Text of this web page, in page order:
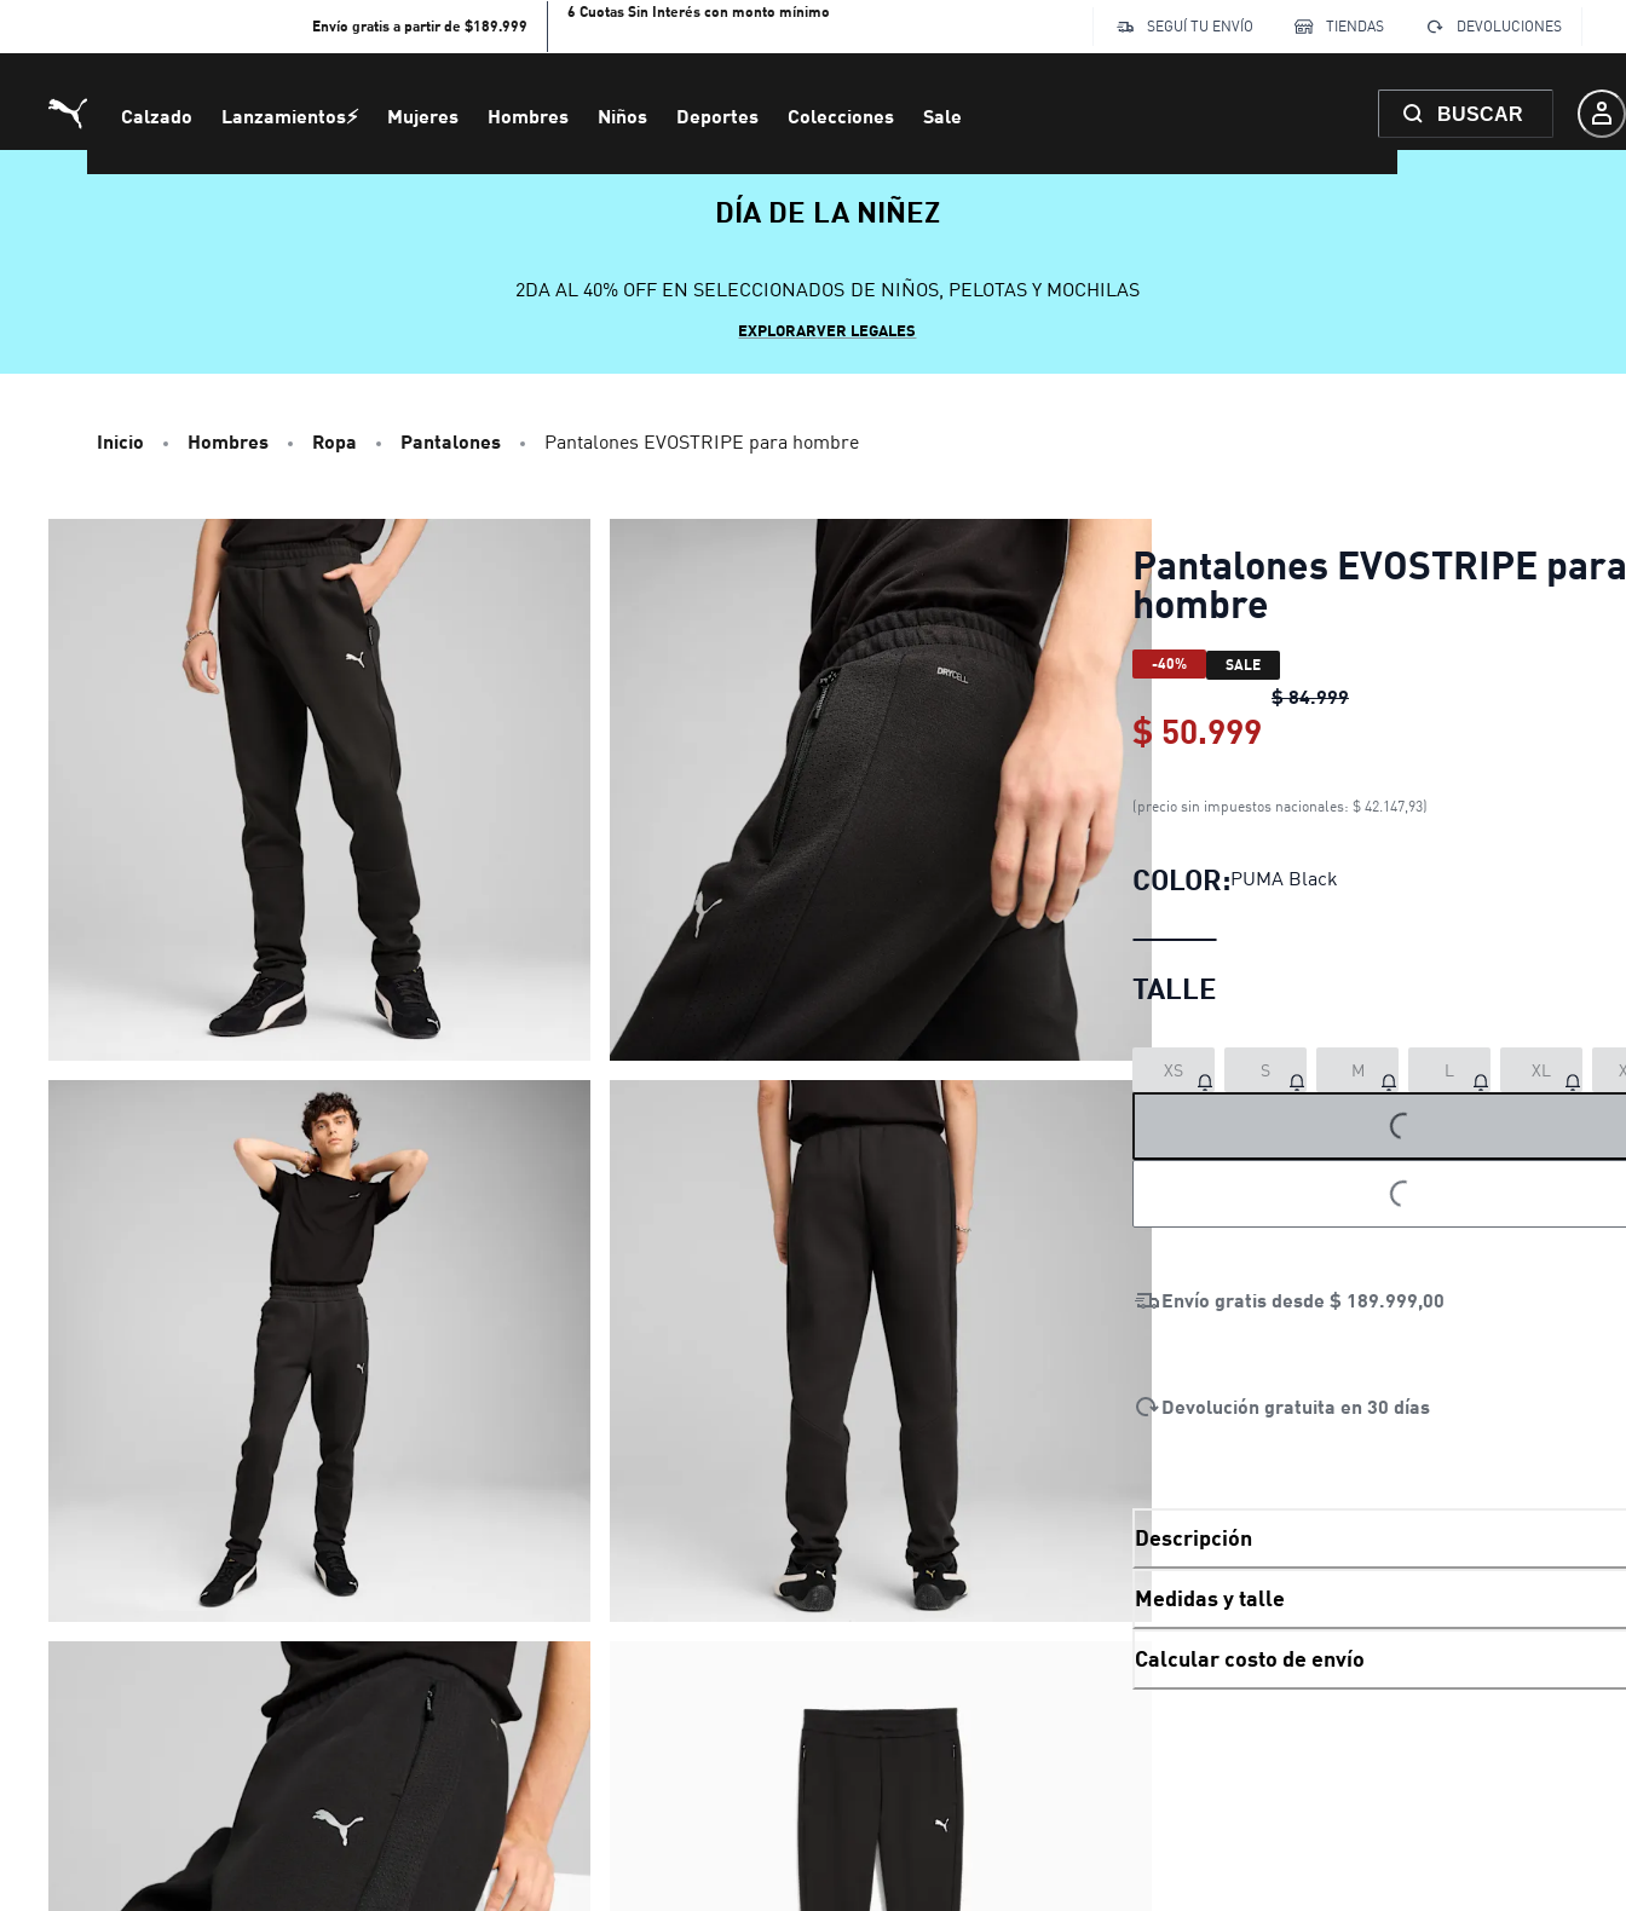
Envío gratis a partir de $189.999
6 Cuotas Sin Interés con monto mínimo
SEGUÍ TU ENVÍO
TIENDAS DEVOLUCIONES
Calzado Lanzamientos⚡ Mujeres Hombres Niños Deportes Colecciones Sale BUSCAR
DÍA DE LA NIÑEZ
2DA AL 40% OFF EN SELECCIONADOS DE NIÑOS, PELOTAS Y MOCHILAS
EXPLORARVER LEGALES
Inicio Hombres Ropa Pantalones Pantalones EVOSTRIPE para hombre
Pantalones EVOSTRIPE para
hombre
-40% SALE
$ 84.999Pantalones EVOSTRIPE para
$ 50.999
Pantalones EVOSTRIPE
(precio sin impuestos nacionales: $ 42.147,93)
COLOR:PUMA Black
TALLE
XS S M L XL
LOADING...
LOADING...
Envío gratis desde $ 189.999,00
Devolución gratuita en 30 días
Descripción
Medidas y talle
Calcular costo de envío